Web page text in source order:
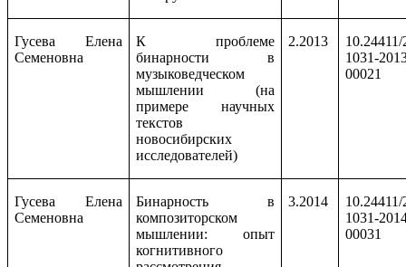
Гусева Елена
Семеновна
К проблеме
бинарности в
музыковедческом
мышлении (на
примере научных
текстов
новосибирских
исследователей)
2.2013
1031-
00021
Гусева Елена
Семеновна
Бинарность в
композиторском
мышлении: опыт
когнитивного
3.2014
1031-
00031